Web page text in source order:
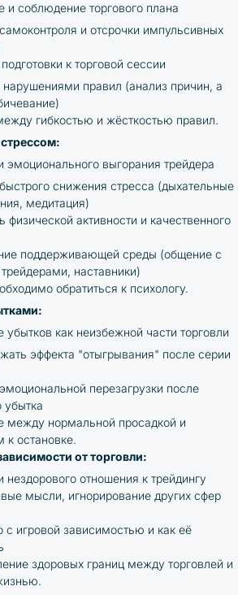
и соблюдение торгового плана
и отсрочки импульсивных
к торговой сессии
нарушениями правил (анализ причин, а
гибкостью и жёсткостью правил.
эмоционального выгорания трейдера
снижения стресса (дыхательные
медитация)
физической активности и качественного
поддерживающей среды (общение с
наставники)
обратиться к психологу.
убытков как неизбежной части торговли
эффекта "отыгрывания" после серии
перезагрузки после
убытка
между нормальной просадкой и
к остановке.
от торговли:
нездорового отношения к трейдингу
мысли, игнорирование других сфер
с игровой зависимостью и как её
здоровых границ между торговлей и